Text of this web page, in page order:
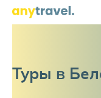
Туры в